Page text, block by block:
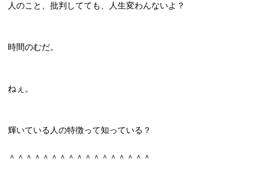
人のこと、批判してても、人生変わんないよ？
時間のむだ。
ねぇ。
輝いている人の特徴って知っている？
＾＾＾＾＾＾＾＾＾＾＾＾＾＾＾＾＾